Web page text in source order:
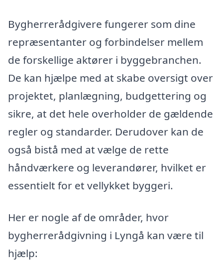
Bygherrerådgivere fungerer som dine
repræsentanter og forbindelser mellem
de forskellige aktører i byggebranchen.
De kan hjælpe med at skabe oversigt over
projektet, planlægning, budgettering og
sikre, at det hele overholder de gældende
regler og standarder. Derudover kan de
også bistå med at vælge de rette
håndværkere og leverandører, hvilket er
essentielt for et vellykket byggeri.
Her er nogle af de områder, hvor
bygherrerådgivning i Lyngå kan være til
hjælp: